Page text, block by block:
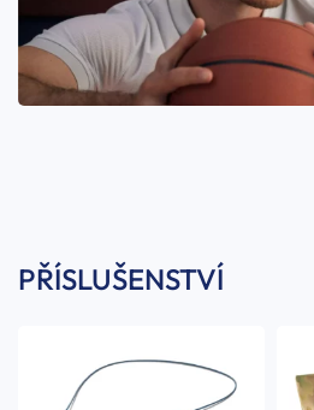
PŘÍSLUŠENSTVÍ